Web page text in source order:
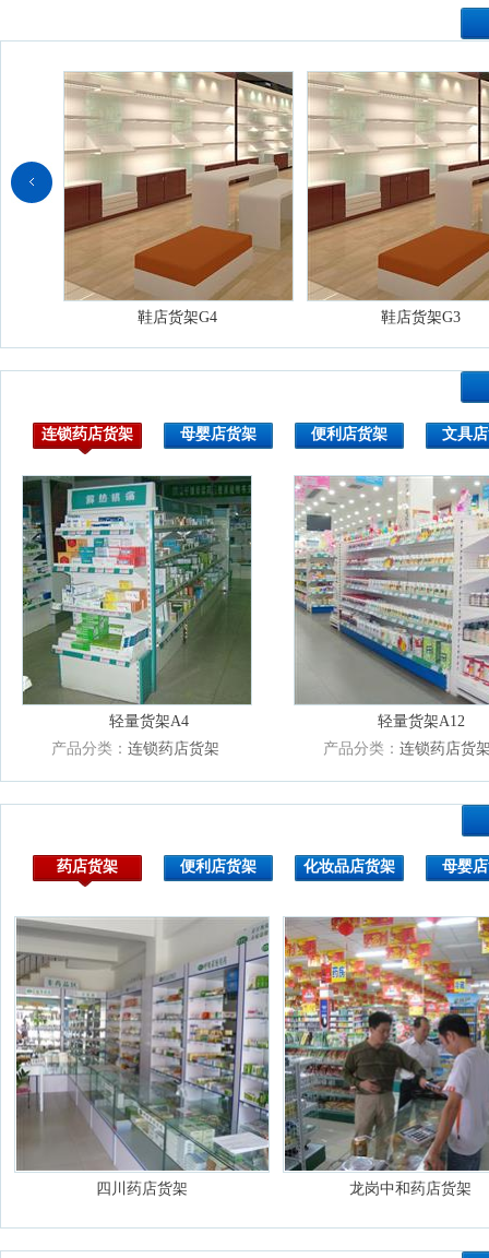
鞋店货架G4 鞋店货架G3
连锁药店货架 母婴店货架 便利店货架 文具
轻量货架A4
产品分类：连锁药店货架
轻量货架A12
产品分类：连锁药店货
药店货架 便利店货架 化妆品店货架 母婴
四川药店货架 龙岗中和药店货架